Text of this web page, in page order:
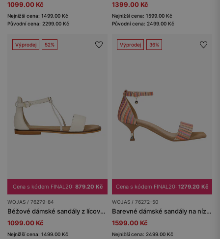
1099.00 Kč
Nejnižší cena: 1499.00 Kč
Původní cena: 2299.00 Kč
1399.00 Kč
Nejnižší cena: 1599.00 Kč
Původní cena: 2499.00 Kč
Výprodej 52%
Cena s kódem FINAL20: 879.20 Kč
WOJAS / 76279-84
Béžové dámské sandály z lícové kůže
1099.00 Kč
Nejnižší cena: 1499.00 Kč
Výprodej 36%
Cena s kódem FINAL20: 1279.20 Kč
WOJAS / 76272-50
Barevné dámské sandály na nízkém podpatku
1599.00 Kč
Nejnižší cena: 2499.00 Kč